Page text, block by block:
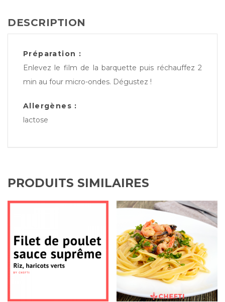
DESCRIPTION
Préparation :
Enlevez le film de la barquette puis réchauffez 2
min au four micro-ondes. Dégustez !
Allergènes :
lactose
PRODUITS SIMILAIRES